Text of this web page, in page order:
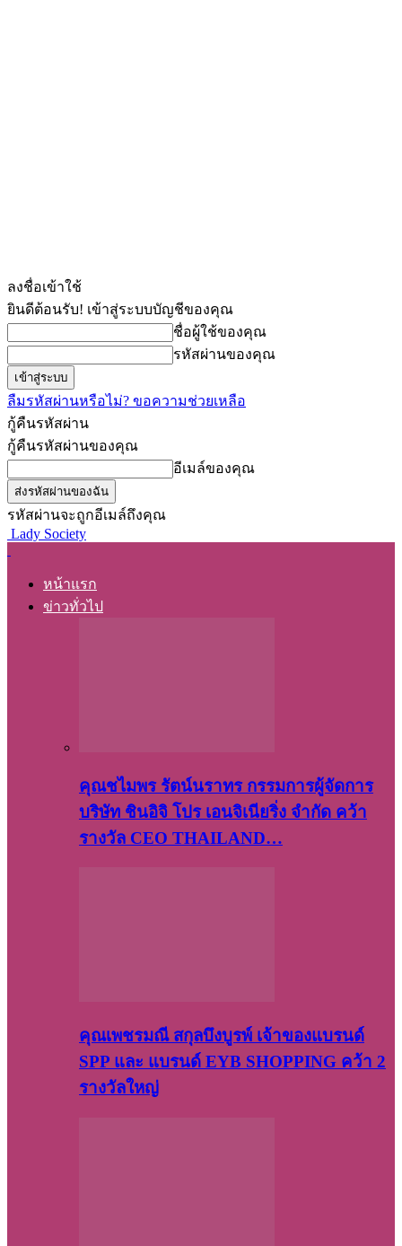
ลงชื่อเข้าใช้
ยินดีต้อนรับ! เข้าสู่ระบบบัญชีของคุณ
ชื่อผู้ใช้ของคุณ
รหัสผ่านของคุณ
ลืมรหัสผ่านหรือไม่? ขอความช่วยเหลือ
กู้คืนรหัสผ่าน
กู้คืนรหัสผ่านของคุณ
อีเมล์ของคุณ
รหัสผ่านจะถูกอีเมล์ถึงคุณ
Lady Society
หน้าแรก
ข่าวทั่วไป
คุณชไมพร​ รัตน์​นรา​ทร​ กรรมการ​ผู้จัดการ
บริษัท​ ชินอิจิ​ โปร​ เอน​จิเนีย​ริ่ง​ จำกัด คว้า
รางวัล CEO THAILAND…
คุณเพชรมณี สกุลบึงบูรพ์ เจ้าของแบรนด์
SPP และ แบรนด์ EYB SHOPPING คว้า 2
รางวัลใหญ่